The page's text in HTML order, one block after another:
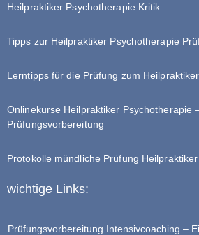
Heilpraktiker Psychotherapie Kritik
Tipps zur Heilpraktiker Psychotherapie
Lerntipps für die Prüfung zum
Onlinekurse Heilpraktiker Psychotherapie
Prüfungsvorbereitung
Protokolle mündliche Prüfung
wichtige Links:
Prüfungsvorbereitung Intensivcoaching –